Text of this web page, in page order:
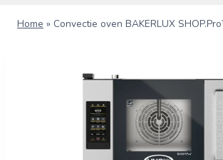
Home » Convectie oven BAKERLUX